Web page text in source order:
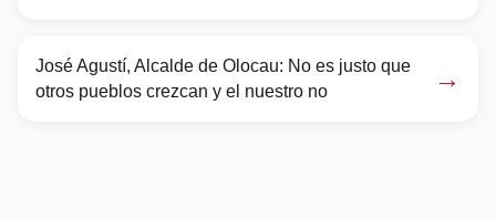
José Agustí, Alcalde de Olocau: No es justo que
otros pueblos crezcan y el nuestro no
→